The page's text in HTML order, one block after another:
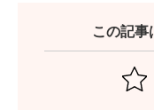
この記事